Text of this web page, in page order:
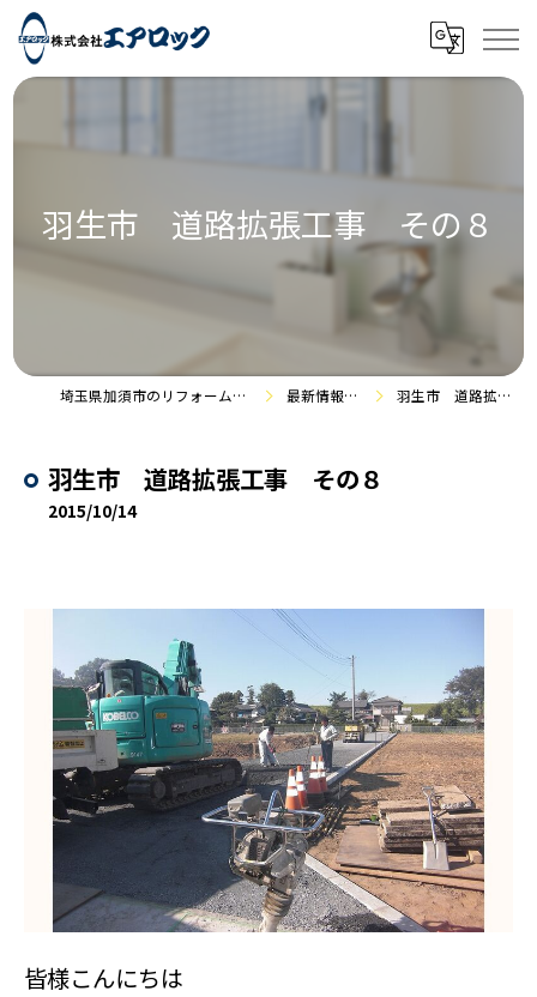
羽生市 道路拡張工事 その８
埼玉県加須市のリフォームなら株式会社エアロック 最新情報・施工事例 羽生市 道路拡張工事 その８
羽生市 道路拡張工事 その８
2015/10/14
皆様こんにちは